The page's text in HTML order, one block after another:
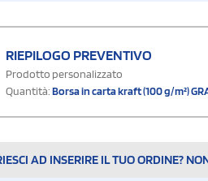
RIEPILOGO PREVENTIVO
Prodotto personalizzato
Quantità:Borsa in carta kraft (100 g/m²)
AD INSERIRE IL TUO ORDINE?